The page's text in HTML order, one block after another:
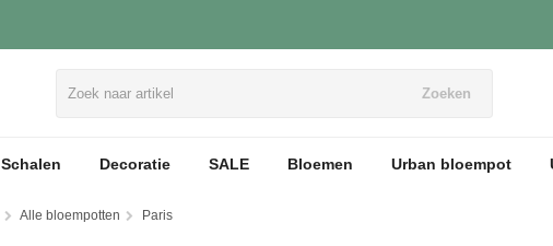
Zoeken
Schalen Decoratie SALE Bloemen Urban bloempot
Alle bloempotten Paris